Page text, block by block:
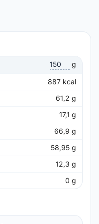
g
887 kcal
61,2 g
17,1 g
66,9 g
58,95 g
12,3 g
0 g